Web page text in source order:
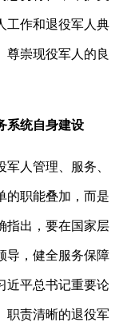
工作和退役军人典
尊崇现役军人的良
系统自身建设
人管理、服务、
的职能叠加，而是
指出，要在国家层
导，健全服务保障
近平总书记重要论
职责清晰的退役军